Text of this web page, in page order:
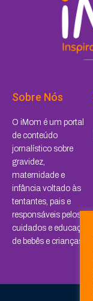
Sobre Nós
O iMom é um portal
de conteúdo
jornalístico sobre
gravidez,
maternidade e
infância voltado às
tentantes, pais e
responsáveis pelos
cuidados e educação
de bebês e crianças.